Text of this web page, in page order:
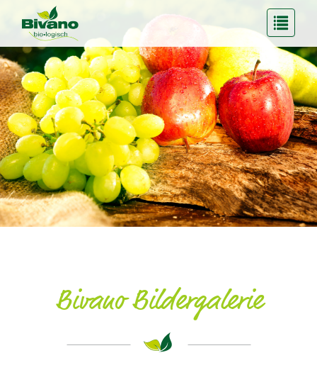
Bivano Bildergalerie